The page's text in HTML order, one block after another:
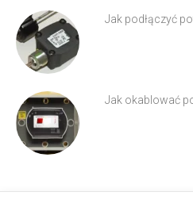
Jak podłączyć
Jak okablować